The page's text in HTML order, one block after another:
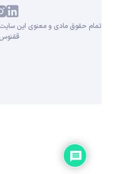
تمام حقوق مادی و معنوی این سایت
ققنوس